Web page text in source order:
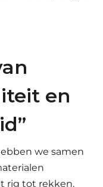
en
we samen
rig tot rekken,